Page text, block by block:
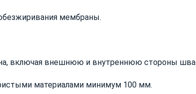
мембраны.
включая внешнюю и внутреннюю стороны шва.
материалами минимум 100 мм.